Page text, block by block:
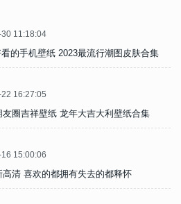
11:18:04
的手机壁纸 2023最流行潮图皮肤合集
16:27:05
友圈吉祥壁纸 龙年大吉大利壁纸合集
15:00:06
高清 喜欢的都拥有失去的都释怀